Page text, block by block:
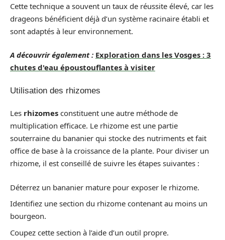
Cette technique a souvent un taux de réussite élevé, car les
drageons bénéficient déjà d’un système racinaire établi et
sont adaptés à leur environnement.
A découvrir également : Exploration dans les Vosges : 3
chutes d'eau époustouflantes à visiter
Utilisation des rhizomes
Les rhizomes constituent une autre méthode de
multiplication efficace. Le rhizome est une partie
souterraine du bananier qui stocke des nutriments et fait
office de base à la croissance de la plante. Pour diviser un
rhizome, il est conseillé de suivre les étapes suivantes :
Déterrez un bananier mature pour exposer le rhizome.
Identifiez une section du rhizome contenant au moins un
bourgeon.
Coupez cette section à l’aide d’un outil propre.